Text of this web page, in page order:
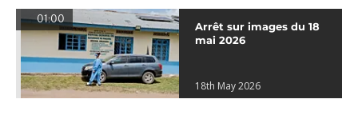
01:00
Arrêt sur images du 18
mai 2026
18th May 2026